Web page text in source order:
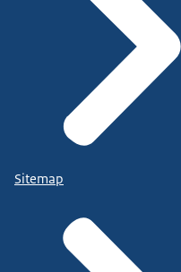
Sitemap